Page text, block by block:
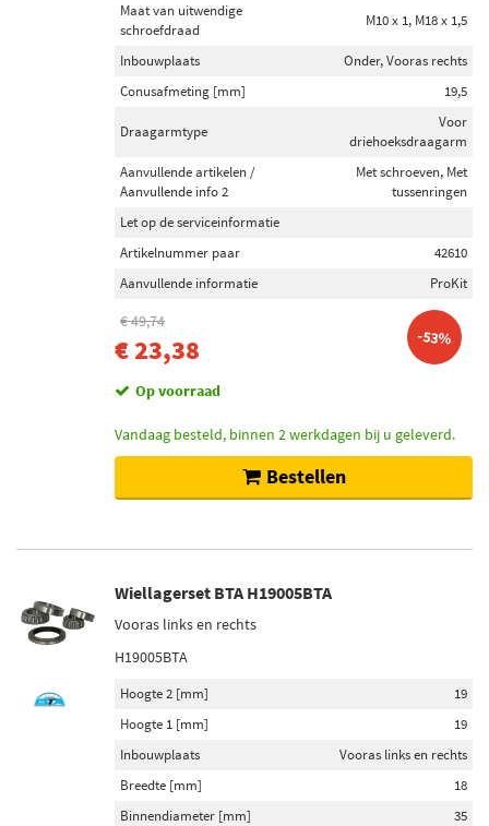
Maat van uitwendige
schroefdraad
M10 x 1, M18 x 1,5
Inbouwplaats
Onder, Vooras rechts
Conusafmeting [mm]
19,5
Draagarmtype
Voor
driehoeksdraagarm
Aanvullende artikelen /
Aanvullende info 2
Met schroeven, Met
tussenringen
Let op de serviceinformatie
Artikelnummer paar
42610
Aanvullende informatie
ProKit
€ 49,74
€ 23,38 -53%
Op voorraad
Vandaag besteld, binnen 2 werkdagen bij u geleverd.
Bestellen
Wiellagerset BTA H19005BTA
Vooras links en rechts
H19005BTA
Hoogte 2 [mm]
19
Hoogte 1 [mm]
19
Inbouwplaats
Vooras links en rechts
Breedte [mm]
18
Binnendiameter [mm]
35